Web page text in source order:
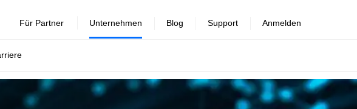
Für Partner Unternehmen Blog Support Anmelden